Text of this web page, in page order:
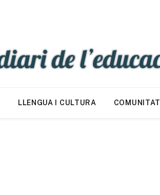
LLENGUA I CULTURA COMUNITAT